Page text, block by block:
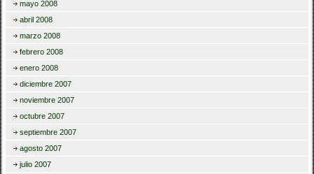
mayo 2008
abril 2008
marzo 2008
febrero 2008
enero 2008
diciembre 2007
noviembre 2007
octubre 2007
septiembre 2007
agosto 2007
julio 2007